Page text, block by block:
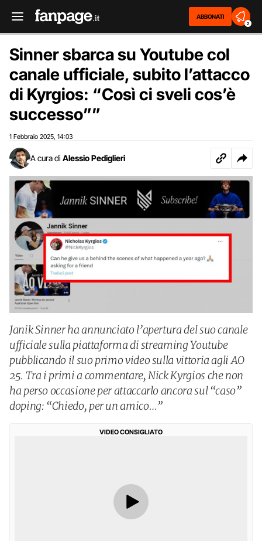
ABBONATI
2
Sinner sbarca su Youtube col
canale ufficiale, subito l’attacco
di Kyrgios: “Così ci sveli cos’è
successo””
1 Febbraio 2025 14:03
A cura di Alessio Pediglieri
Janik Sinner ha annunciato l’apertura del suo canale
ufficiale sulla piattaforma di streaming Youtube
pubblicando il suo primo video sulla vittoria agli AO
25. Tra i primi a commentare, Nick Kyrgios che non
ha perso occasione per attaccarlo ancora sul “caso”
doping: “Chiedo, per un amico…”
VIDEO CONSIGLIATO